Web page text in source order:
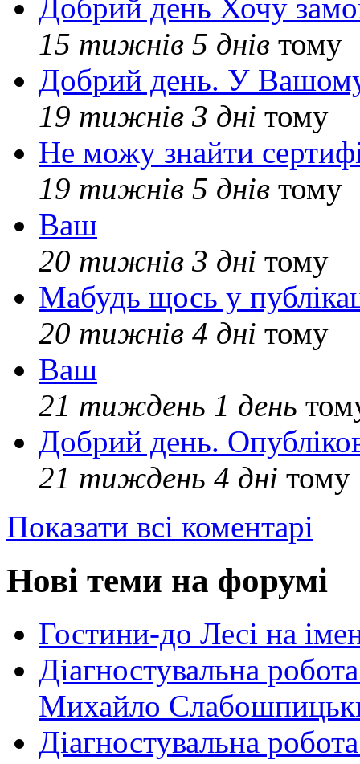
Добрий день Хочу
15 тижнів 5 днів тому
Добрий день. У Вашому
19 тижнів 3 дні тому
Не можу знайти
19 тижнів 5 днів тому
Ваш
20 тижнів 3 дні тому
Мабудь щось у
20 тижнів 4 дні тому
Ваш
21 тиждень 1 день
Добрий день.
21 тиждень 4 дні тому
Показати всі коментарі
Нові теми на форумі
Гостини-до Лесі на
Діагностувальна
Михайло
Діагностувальна